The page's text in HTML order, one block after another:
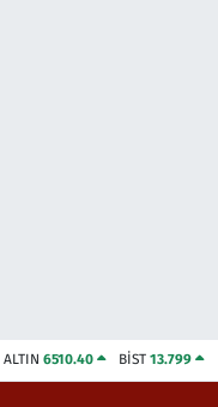
ALTIN 6510.40 BİST13.799